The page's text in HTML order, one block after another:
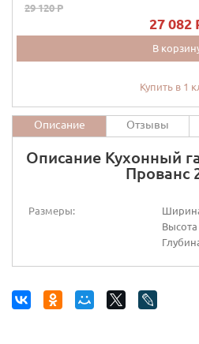
29 120 P
27 082
В
Купить в 1
Описание Отзывы
Описание Кухонный
Прованс
Размеры:
Высота